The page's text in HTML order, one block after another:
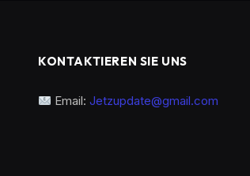
KONTAKTIEREN SIE UNS
Email:Jetzupdate@gmail.com